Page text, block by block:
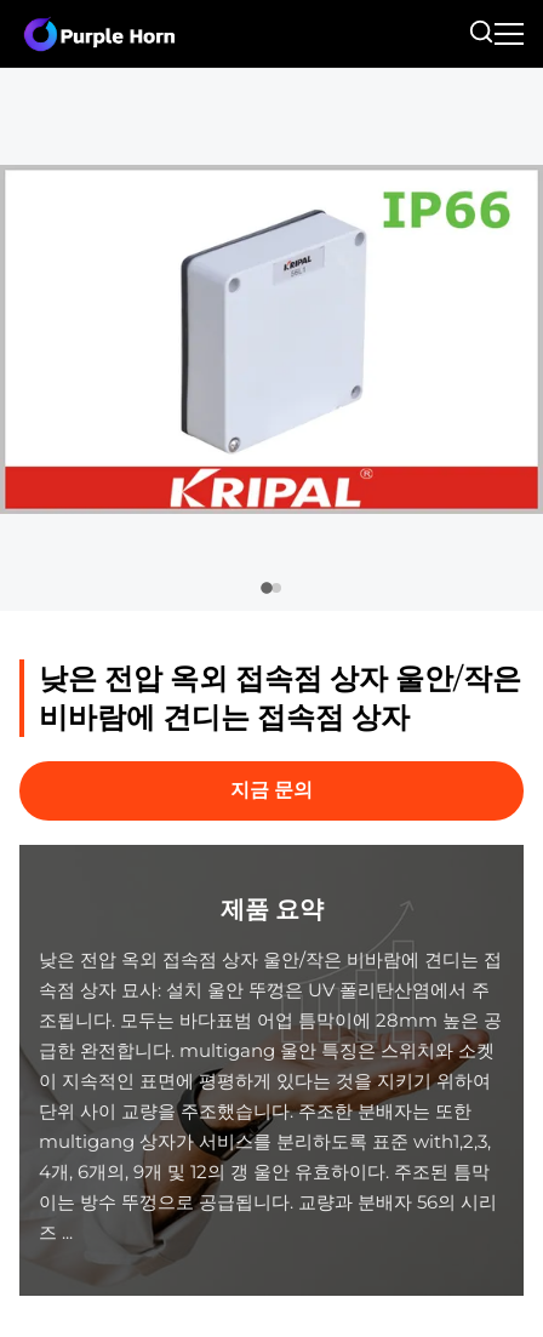
낮은 전압 옥외 접속점 상자 울안/작은
비바람에 견디는 접속점 상자
지금 문의
제품 요약
낮은 전압 옥외 접속점 상자 울안/작은 비바람에 견디는 접
속점 상자 묘사: 설치 울안 뚜껑은 UV 폴리탄산염에서 주
조됩니다. 모두는 바다표범 어업 틈막이에 28mm 높은 공
급한 완전합니다. multigang 울안 특징은 스위치와 소켓
이 지속적인 표면에 평평하게 있다는 것을 지키기 위하여
단위 사이 교량을 주조했습니다. 주조한 분배자는 또한
multigang 상자가 서비스를 분리하도록 표준 with1,2,3,
4개, 6개의, 9개 및 12의 갱 울안 유효하이다. 주조된 틈막
이는 방수 뚜껑으로 공급됩니다. 교량과 분배자 56의 시리
즈 ...